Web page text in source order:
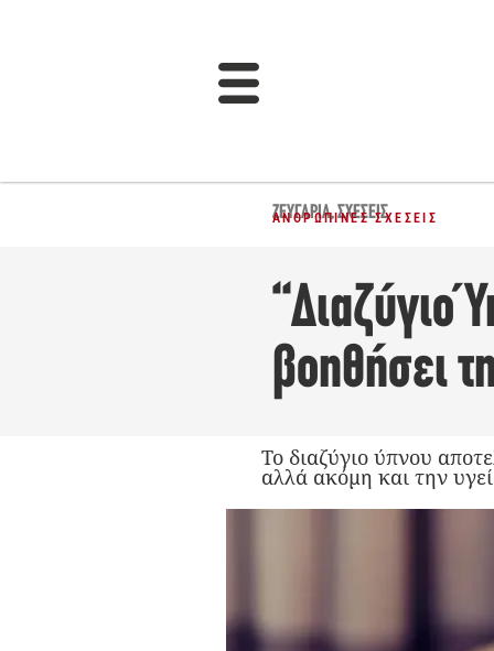
ΖΕΥΓΆΡΙΑ,ΣΧΈΣΕΙΣ
ΑΝΘΡΏΠΙΝΕΣ ΣΧΈΣΕΙΣ
“Διαζύγιο
βοηθήσει
To διαζύγιο ύπνου
αλλά ακόμη και την